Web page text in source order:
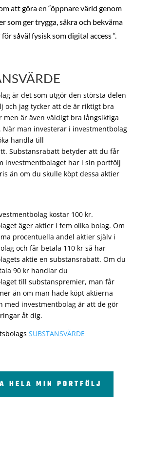
att göra en “öppnare värld genom
som ger trygga, säkra och bekväma
såväl fysisk som digital access “.
är det som utgör den största delen
och jag tycker att de är riktigt bra
men är även väldigt bra långsiktiga
När man investerar i investmentbolag
handla till
Substansrabatt betyder att du får
investmentbolaget har i sin portfölj
än om du skulle köpt dessa aktier
kostar 100 kr.
äger aktier i fem olika bolag. Om
procentuella andel aktier själv i
och får betala 110 kr så har
aktie en substansrabatt. Om du
90 kr handlar du
till substanspremier, man får
än om man hade köpt aktierna
med investmentbolag är att de gör
åt dig.
SUBSTANSVÄRDE
HELA MIN PORTFÖLJ